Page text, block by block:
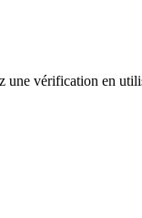
vérification en